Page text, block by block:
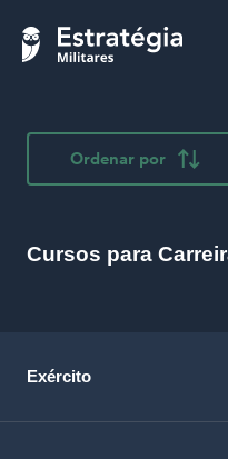
Ordenar por
Cursos para
Exército